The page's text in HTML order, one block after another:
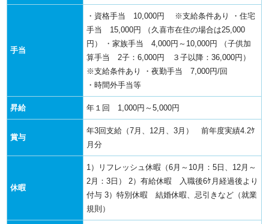
手当
・資格手当 10,000円 ※支給条件あり
・住宅
手当 15,000円
（久喜市在住の場合は25,000
円）
・家族手当 4,000円～10,000円
（子供加
算手当 2子：6,000円 ３子以降：36,000円）
※支給条件あり
・夜勤手当 7,000円/回
・時間外手当等
昇給 年１回 1,000円～5,000円
賞与
年3回支給（7月、12月、3月） 前年度実績4.2ｹ
月分
休暇
1）リフレッシュ休暇（6月～10月：5日、12月～
2月：3日）
2）有給休暇 入職後6ｹ月経過後より
付与 3）特別休暇 結婚休暇、忌引きなど（就業
規則）